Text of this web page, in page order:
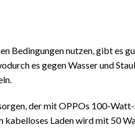
Bedingungen nutzen, gibt es
es gegen Wasser und
der mit OPPOs 100-
kabelloses Laden wird mit 50